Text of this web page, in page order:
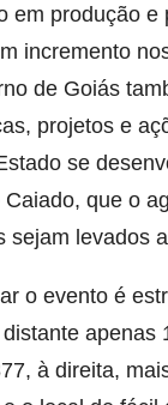
em produção
incremento
de Goiás
projetos e
se
que o
levados
o evento é
à direita,